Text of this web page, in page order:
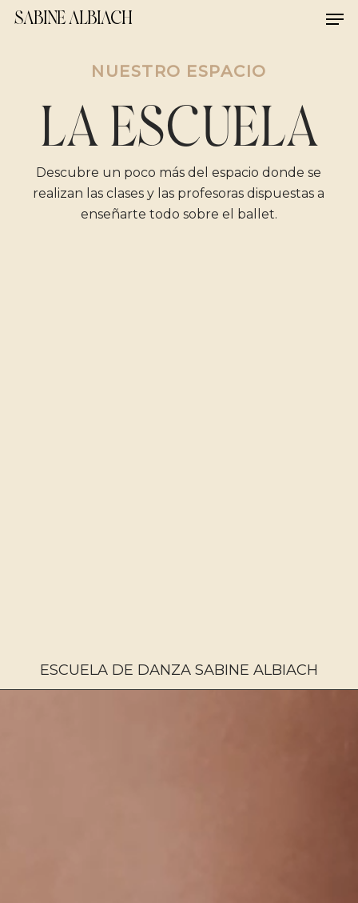
Skip
SABINE ALBIACH
NUESTRO ESPACIO
LA ESCUELA
Descubre un poco más del espacio donde se
realizan las clases y las profesoras dispuestas a
enseñarte todo sobre el ballet.
ESCUELA DE DANZA SABINE ALBIACH